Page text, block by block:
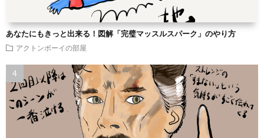
あなたにもきっと出来る！図解「完璧マッスルスパーク」のやり方
アクトンボーイの部屋